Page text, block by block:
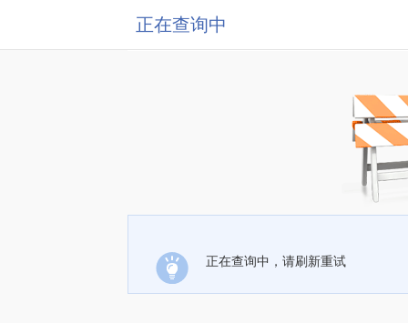
正在查询中
正在查询中，请刷新重试